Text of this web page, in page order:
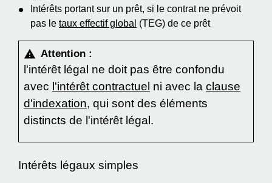
Intérêts portant sur un prêt, si le contrat ne prévoit
pas le taux effectif global (TEG) de ce prêt
warning Attention :
l'intérêt légal ne doit pas être confondu
avec l'intérêt contractuel ni avec la clause
d'indexation, qui sont des éléments
distincts de l'intérêt légal.
Intérêts légaux simples